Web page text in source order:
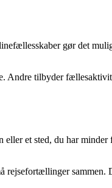
gør det
Andre tilbyder
et sted, du har minder
sammen.